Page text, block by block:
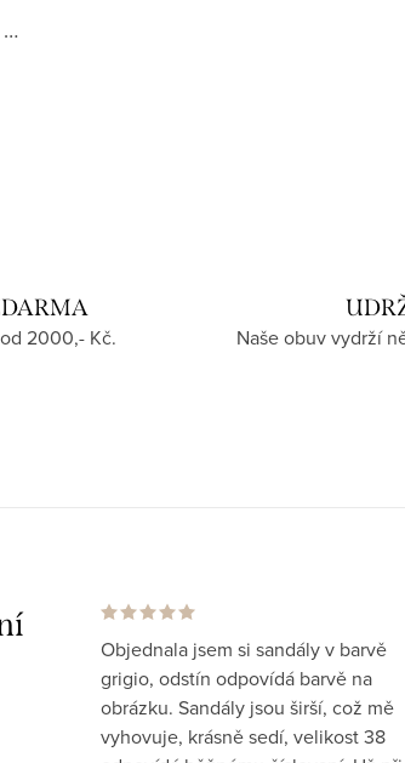
Pánská kožená peněženka EGRETTA maronne nero
2000,- Kč. Naše obuv vydrží
Objednala jsem si sandály v barvě
grigio, odstín odpovídá barvě na
obrázku. Sandály jsou širší, což mě
vyhovuje, krásně sedí, velikost 38